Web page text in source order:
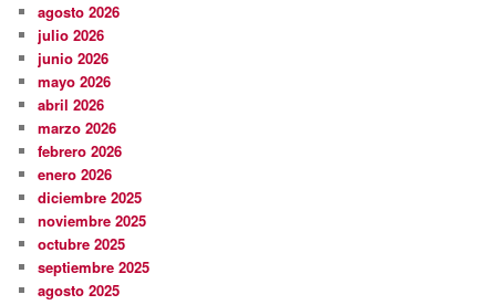
agosto 2026
julio 2026
junio 2026
mayo 2026
abril 2026
marzo 2026
febrero 2026
enero 2026
diciembre 2025
noviembre 2025
octubre 2025
septiembre 2025
agosto 2025